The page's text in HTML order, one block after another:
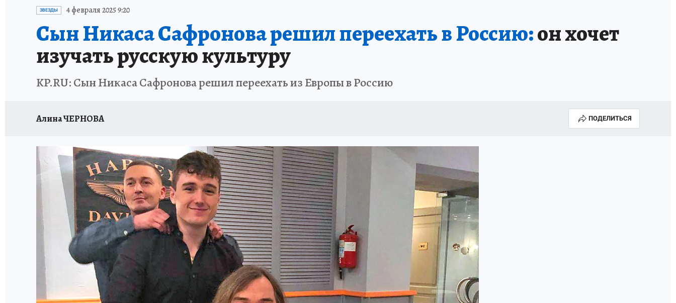
ИСПЫТАНО НА СЕБЕ
ЗВЕЗДЫ 4 февраля 2025 9:20
Сын Никаса Сафронова решил переехать в Россию:он хочет
изучать русскую культуру
KP.RU: Сын Никаса Сафронова решил переехать из Европы в Россию
Алина ЧЕРНОВА ПОДЕЛИТЬСЯ